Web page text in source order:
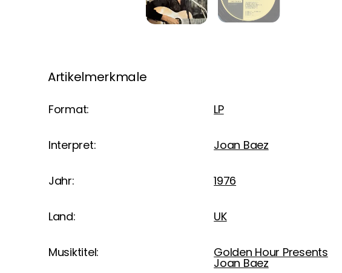
Artikelmerkmale
Format: LP
Interpret: Joan Baez
Jahr: 1976
Land: UK
Musiktitel: Golden Hour Presents
Joan Baez